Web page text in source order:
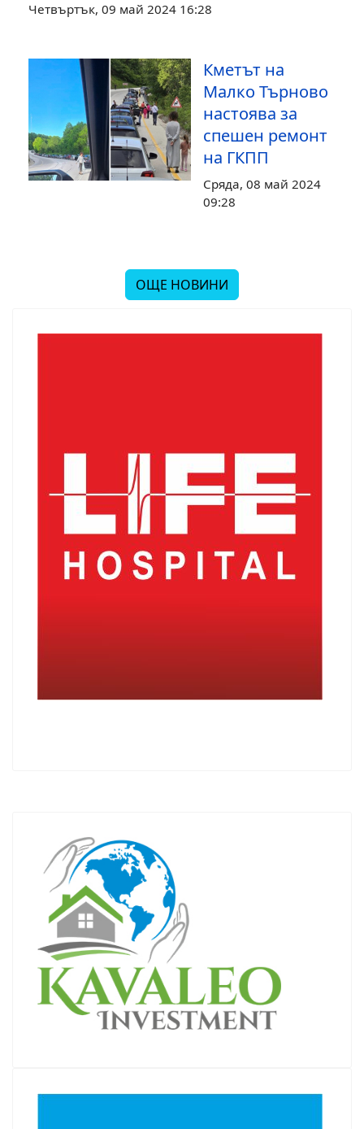
Четвъртък, 09 май 2024 16:28
Кметът на
Малко Търново
настоява за
спешен ремонт
на ГКПП
Сряда, 08 май 2024
09:28
ОЩЕ НОВИНИ